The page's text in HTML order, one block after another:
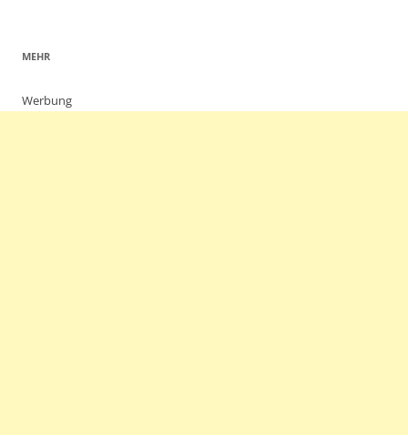
MEHR
Werbung